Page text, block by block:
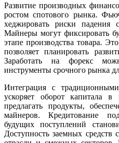
Развитие производных
ростом спотового рынка.
хеджировать риски падения
Майнеры могут фиксировать
этапе производства товара.
позволяет планировать
Заработать на форекс
инструменты срочного рынка
Интеграция с
ускоряет оборот капитала
предлагать продукты,
майнеров. Кредитование
будущих поступлений
Доступность заемных средств